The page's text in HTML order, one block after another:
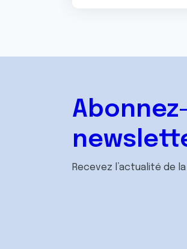
Recevez l’actualité de la